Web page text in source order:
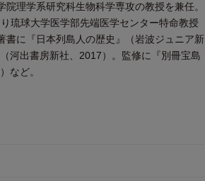
理学系研究科生物科学専攻の教授を兼任。
琉球大学医学部先端医学センター特命教授
書に『日本列島人の歴史』（岩波ジュニア新
河出書房新社、2017）。監修に『別冊宝島
など。